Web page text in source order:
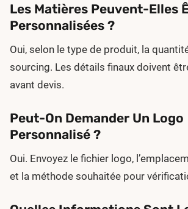
Les Matières Peuvent-Elles
Personnalisées ?
Oui, selon le type de produit, la
sourcing. Les détails finaux doivent
avant devis.
Peut-On Demander Un Logo
Personnalisé ?
Oui. Envoyez le fichier logo,
et la méthode souhaitée pour